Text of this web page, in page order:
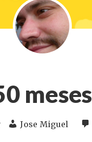
meses
Jose Miguel